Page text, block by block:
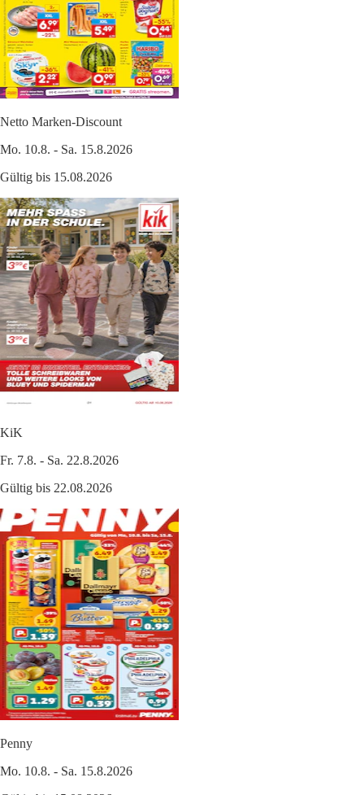
Netto Marken-Discount
Mo. 10.8. - Sa. 15.8.2026
Gültig bis 15.08.2026
KiK
Fr. 7.8. - Sa. 22.8.2026
Gültig bis 22.08.2026
Penny
Mo. 10.8. - Sa. 15.8.2026